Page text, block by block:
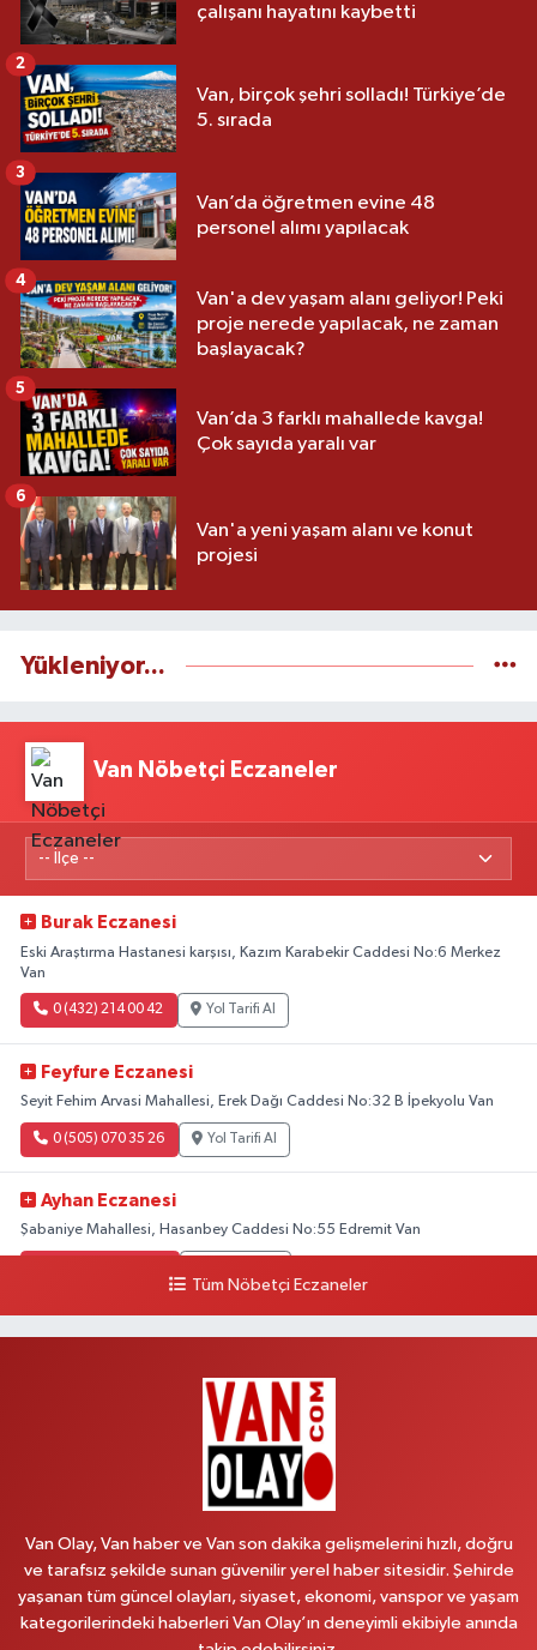
çalışanı hayatını kaybetti
Van, birçok şehri solladı! Türkiye’de
5. sırada
2
Van’da öğretmen evine 48
personel alımı yapılacak
3
Van'a dev yaşam alanı geliyor! Peki
proje nerede yapılacak, ne zaman
başlayacak?
4
Van’da 3 farklı mahallede kavga!
Çok sayıda yaralı var
5
Van'a yeni yaşam alanı ve konut
projesi
6
Yükleniyor...
Van Nöbetçi Eczaneler
Burak Eczanesi
Eski Araştırma Hastanesi karşısı, Kazım Karabekir Caddesi No:6 Merkez
Van
0 (432) 214 00 42 Yol Tarifi Al
Feyfure Eczanesi
Seyit Fehim Arvasi Mahallesi, Erek Dağı Caddesi No:32 B İpekyolu Van
0 (505) 070 35 26 Yol Tarifi Al
Ayhan Eczanesi
Şabaniye Mahallesi, Hasanbey Caddesi No:55 Edremit Van
Yol Tarifi Al
Vanyolu Mahallesi, Kara Yusuf Bey Caddesi No:99 B Erciş Van
0 (432) 351 02 96 Yol Tarifi Al
Koç Eczanesi
Cumhuriyet Mahallesi, Konak Sokak No:6 Gürpınar Van
Tüm Nöbetçi Eczaneler
Van Olay, Van haber ve Van son dakika gelişmelerini hızlı, doğru
ve tarafsız şekilde sunan güvenilir yerel haber sitesidir. Şehirde
yaşanan tüm güncel olayları, siyaset, ekonomi, vanspor ve yaşam
kategorilerindeki haberleri Van Olay’ın deneyimli ekibiyle anında